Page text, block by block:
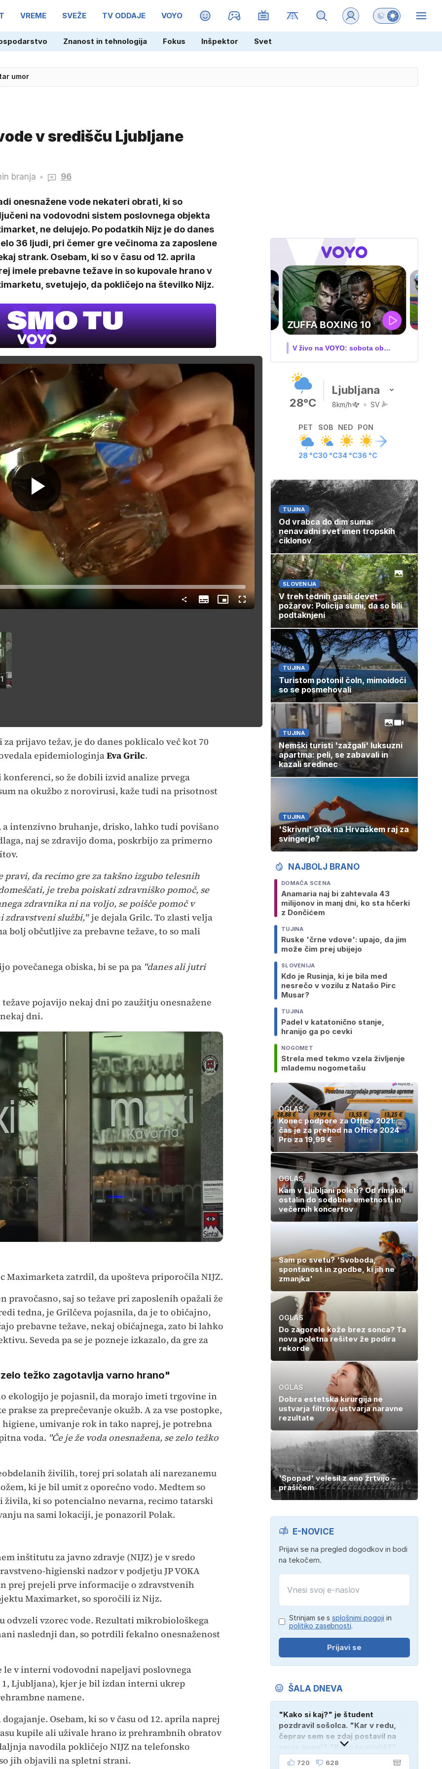
VREME SVEŽE TV ODDAJE VOYO MAGAZIN Preklopi barvni
Znanost in tehnologija Fokus Inšpektor Svet
umor
v središču Ljubljane
branja 96
onesnažene vode nekateri obrati, ki so
na vodovodni sistem poslovnega objekta
ne delujejo. Po podatkih Nijz je do danes
36 ljudi, pri čemer gre večinoma za zaposlene
strank. Osebam, ki so v času od 12. aprila
imele prebavne težave in so kupovale hrano v
svetujejo, da pokličejo na številko Nijz.
Predvajaj
SubtitlesSlika
v
Celozaslonski
način
prijavo težav, je do danes poklicalo več kot 70
epidemiologinjaEva Grilc.
so že dobili izvid analize prvega
na okužbo z norovirusi, kaže tudi na prisotnost
intenzivno bruhanje, drisko, lahko tudi povišano
naj se zdravijo doma, poskrbijo za primerno
pravi, da recimo gre za takšno izgubo telesnih
je treba poiskati zdravniško pomoč, se
zdravnika ni na voljo, se poišče pomoč v
zdravstveni službi,"je dejala Grilc. To zlasti velja
bolj občutljive za prebavne težave, to so mali
povečanega obiska, bi se pa pa"danes ali jutri
pojavijo nekaj dni po zaužitju onesnažene
dni.
Maximarketa zatrdil, da upošteva priporočila NIJZ.
pravočasno, saj so težave pri zaposlenih opažali že
tedna, je Grilčeva pojasnila, da je to običajno,
prebavne težave, nekaj običajnega, zato bi lahko
Seveda pa se je pozneje izkazalo, da gre za
težko zagotavlja varno hrano"
ekologijo je pojasnil, da morajo imeti trgovine in
za preprečevanje okužb. A za vse postopke,
higiene, umivanje rok in tako naprej, je potrebna
voda. "Če je že voda onesnažena, se zelo težko
živilih, torej pri solatah ali narezanemu
ki je bil umit z oporečno vodo. Medtem so
ki so potencialno nevarna, recimo tatarski
na sami lokaciji, je ponazoril Polak.
inštitutu za javno zdravje (NIJZ) je v sredo
higienski nadzor v podjetju JP VOKA
prej prejeli prve informacije o zdravstvenih
Maximarket, so sporočili iz Nijz.
odvzeli vzorec vode. Rezultati mikrobiološkega
naslednji dan, so potrdili fekalno onesnaženost
le v interni vodovodni napeljavi poslovnega
Ljubljana), kjer je bil izdan interni ukrep
namene.
Osebam, ki so v času od 12. aprila naprej
kupile ali uživale hrano iz prehrambnih obratov
navodila pokličejo NIJZ na telefonsko
jih objavili na spletni strani.
V živo na VOYO: sobota ob
20.00
MOTOGP . VN
VELIKE BRITANIJE
V živo na VOYO: PET-NED
28°C
Ljubljana
8km/h SV
PET
28 °C
SOB
30 °C
NED
34 °C
PON
36 °C
TUJINA
Od vrabca do dim suma:
nenavadni svet imen tropskih
ciklonov
SLOVENIJA
V treh tednih gasili devet
požarov: Policija sumi, da so bili
podtaknjeni
TUJINA
Turistom potonil čoln, mimoidoči
so se posmehovali
TUJINA
Nemški turisti 'zažgali' luksuzni
apartma: peli, se zabavali in
kazali sredinec
TUJINA
'Skrivni' otok na Hrvaškem raj za
svingerje?
NAJBOLJ BRANO
DOMAČA SCENA
Anamaria naj bi zahtevala 43
milijonov in manj dni, ko sta hčerki
z Dončićem
TUJINA
Ruske 'črne vdove': upajo, da jim
može čim prej ubijejo
SLOVENIJA
Kdo je Rusinja, ki je bila med
nesrečo v vozilu z Natašo Pirc
Musar?
TUJINA
Padel v katatonično stanje,
hranijo ga po cevki
NOGOMET
Strela med tekmo vzela življenje
mlademu nogometašu
OGLAS
Konec podpore za Office 2021:
čas je za prehod na Office 2024
Pro za 19,99 €
OGLAS
Kam v Ljubljani poleti? Od rimskih
ostalin do sodobne umetnosti in
večernih koncertov
Sam po svetu? 'Svoboda,
spontanost in zgodbe, ki jih ne
zmanjka'
OGLAS
Do zagorele kože brez sonca? Ta
nova poletna rešitev že podira
rekorde
OGLAS
Dobra estetska kirurgija ne
ustvarja filtrov, ustvarja naravne
rezultate
'Spopad' velesil z eno žrtvijo –
prašičem
E-NOVICE
Prijavi se na pregled dogodkov in bodi
na tekočem.
Strinjam se s splošnimi pogoji in
politiko zasebnosti.
Prijavi se
ŠALA DNEVA
"Kako si kaj?" je študent
pozdravil sošolca. "Kar v redu,
čeprav sem se zdaj postavil na
svoje noge!" "Kako to misliš?"
"Oče mi je vzel avto!"
720 628